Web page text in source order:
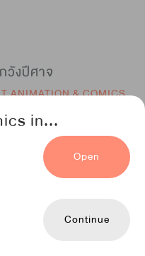
in...
Open
Continue
วังปีศาจ
ANIMATION & COMICS
พ ระดับนางร้าย